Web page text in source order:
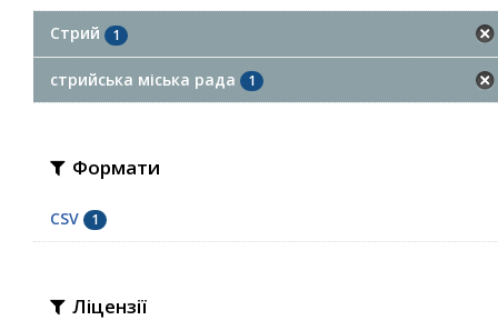
Стрий 1
стрийська міська рада 1
Формати
CSV 1
Ліцензії